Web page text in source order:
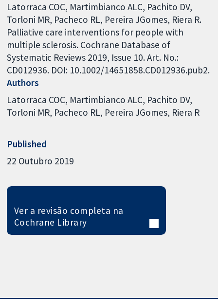
Latorraca COC, Martimbianco ALC, Pachito DV,
Torloni MR, Pacheco RL, Pereira JGomes, Riera R.
Palliative care interventions for people with
multiple sclerosis. Cochrane Database of
Systematic Reviews 2019, Issue 10. Art. No.:
CD012936. DOI: 10.1002/14651858.CD012936.pub2.
Authors
Latorraca COC Martimbianco ALC Pachito DV
Torloni MR Pacheco RL Pereira JGomes Riera R
Published
22 Outubro 2019
Ver a revisão completa na
Cochrane Library